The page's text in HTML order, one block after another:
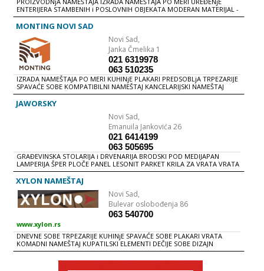
ENTERIJERA STAMBENIH i POSLOVNIH OBJEKATA MODERAN MATERIJAL -
KERROCK NAMEŠTAJ i OPREMA ZA KUPATILA KUHINjE VRATA REGALI
PLAKARI SPAVAĆE SOBE DNEVNE SOBE DEČIJE SOBE SANITARIJE
MONTING NOVI SAD
Novi Sad,
Janka Čmelika 1
021 6319978
063 510235
IZRADA NAMEŠTAJA PO MERI KUHINjE PLAKARI PREDSOBLjA TRPEZARIJE
SPAVAĆE SOBE KOMPATIBILNI NAMEŠTAJ KANCELARIJSKI NAMEŠTAJ
VRATA STEPENIŠTA
JAWORSKY
Novi Sad,
Emanuila Jankovića 26
021 6414199
063 505695
GRAĐEVINSKA STOLARIJA i DRVENARIJA BRODSKI POD MEDIJAPAN
LAMPERIJA ŠPER PLOČE PANEL LESONIT PARKET KRILA ZA VRATA VRATA
- SOBNA i ULAZNA PROZORI REZANI GRAĐA
XYLON NAMEŠTAJ
Novi Sad,
Bulevar oslobođenja 86
063 540700
www.xylon.rs
DNEVNE SOBE TRPEZARIJE KUHINjE SPAVAĆE SOBE PLAKARI VRATA
KOMADNI NAMEŠTAJ KUPATILSKI ELEMENTI DEČIJE SOBE DIZAJN
ENTERIJERA